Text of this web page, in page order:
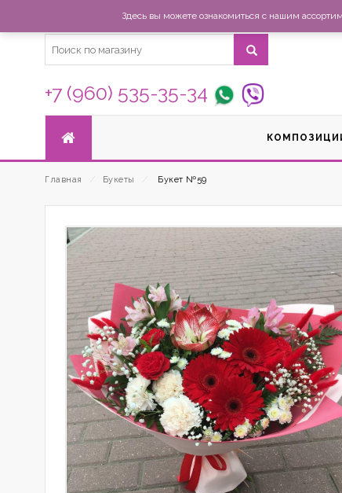
+7 (960) 535-35-34
Главная Букеты Букет №59
Здесь вы можете ознакомиться с нашим